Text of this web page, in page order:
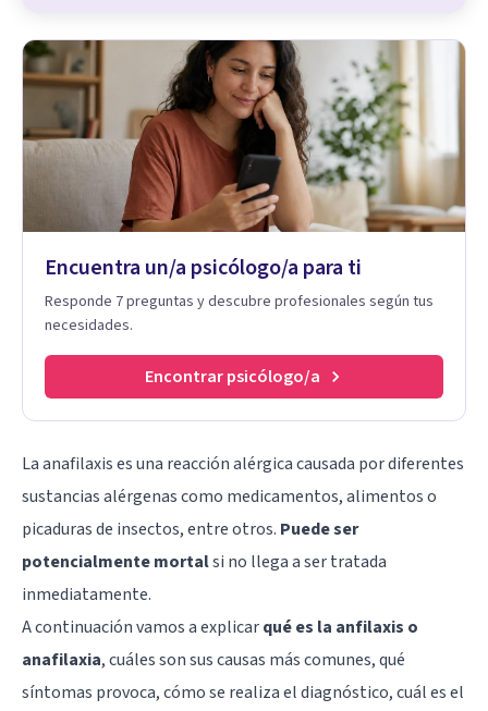
Encuentra un/a psicólogo/a para ti
Responde 7 preguntas y descubre profesionales según tus
necesidades.
Encontrar psicólogo/a
La anafilaxis es una reacción alérgica causada por diferentes
sustancias alérgenas como medicamentos, alimentos o
picaduras de insectos, entre otros. Puede ser
potencialmente mortalsi no llega a ser tratada
inmediatamente.
A continuación vamos a explicarqué es la anfilaxis o
anafilaxia, cuáles son sus causas más comunes, qué
síntomas provoca, cómo se realiza el diagnóstico, cuál es el